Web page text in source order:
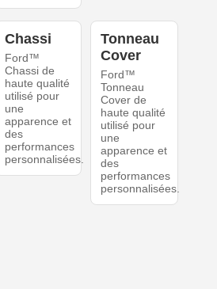
Chassi
Ford™
Chassi de
haute qualité
utilisé pour
une
apparence et
des
performances
personnalisées.
Tonneau
Cover
Ford™
Tonneau
Cover de
haute qualité
utilisé pour
une
apparence et
des
performances
personnalisées.